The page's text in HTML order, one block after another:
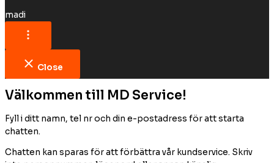
madi
Close
Välkommen till MD Service!
Fyll i ditt namn, tel nr och din e-postadress för att starta
chatten.
Chatten kan sparas för att förbättra vår kundservice. Skriv